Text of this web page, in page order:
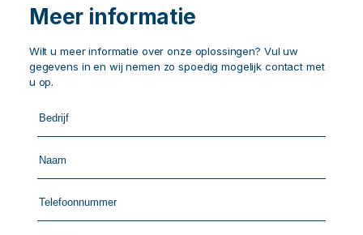
Meer informatie
Wilt u meer informatie over onze oplossingen? Vul uw
gegevens in en wij nemen zo spoedig mogelijk contact met
u op.
Call
me
by
fax